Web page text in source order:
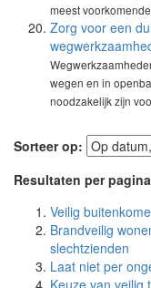
meest
Zorg voor een
wegen en in
noodzakelijk zijn
Sorteer op:
Resultaten per
Veilig
Brandveilig
slechtzienden
Laat niet per
Keuze van veilig